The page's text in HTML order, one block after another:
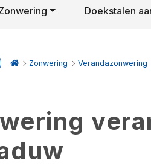
Doekstalen
Zonwering Verandazonwering